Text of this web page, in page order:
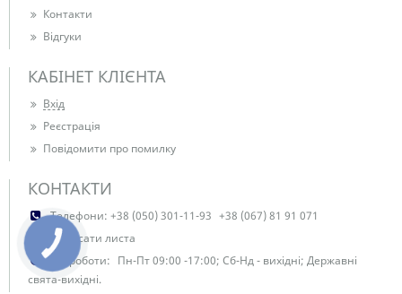
Контакти
Відгуки
КАБІНЕТ КЛІЄНТА
Вхід
Реєстрація
Повідомити про помилку
КОНТАКТИ
Телефони: +38 (050) 301-11-93 +38 (067) 81 91 071
Написати листа
Час роботи: Пн-Пт 09:00 -17:00; Сб-Нд - вихідні; Державні
свята-вихідні.
КНОПКА
ЗВ'ЯЗКУ